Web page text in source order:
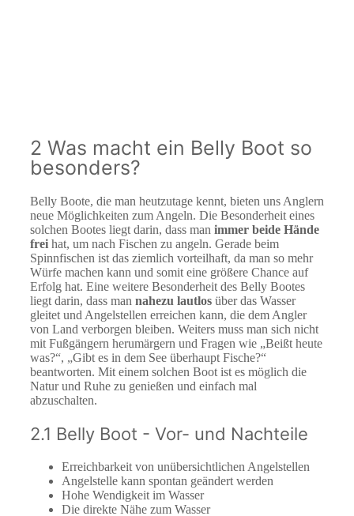
2 Was macht ein Belly Boot so
besonders?
Belly Boote, die man heutzutage kennt, bieten uns Anglern
neue Möglichkeiten zum Angeln. Die Besonderheit eines
solchen Bootes liegt darin, dass man immer beide Hände
frei hat, um nach Fischen zu angeln. Gerade beim
Spinnfischen ist das ziemlich vorteilhaft, da man so mehr
Würfe machen kann und somit eine größere Chance auf
Erfolg hat. Eine weitere Besonderheit des Belly Bootes
liegt darin, dass man nahezu lautlos über das Wasser
gleitet und Angelstellen erreichen kann, die dem Angler
von Land verborgen bleiben. Weiters muss man sich nicht
mit Fußgängern herumärgern und Fragen wie „Beißt heute
was?“, „Gibt es in dem See überhaupt Fische?“
beantworten. Mit einem solchen Boot ist es möglich die
Natur und Ruhe zu genießen und einfach mal
abzuschalten.
2.1 Belly Boot - Vor- und Nachteile
Erreichbarkeit von unübersichtlichen Angelstellen
Angelstelle kann spontan geändert werden
Hohe Wendigkeit im Wasser
Die direkte Nähe zum Wasser